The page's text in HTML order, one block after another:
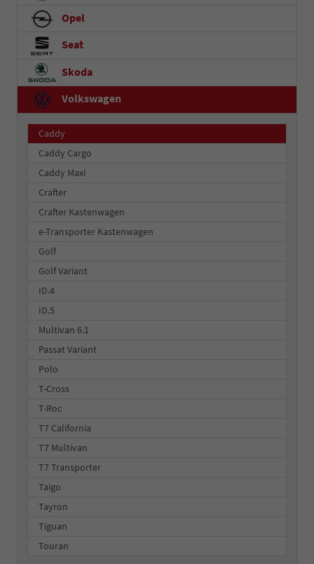
Opel
Seat
Skoda
Volkswagen
Caddy
Caddy Cargo
Caddy Maxi
Crafter
Crafter Kastenwagen
e-Transporter Kastenwagen
Golf
Golf Variant
ID.4
ID.5
Multivan 6.1
Passat Variant
Polo
T-Cross
T-Roc
T7 California
T7 Multivan
T7 Transporter
Taigo
Tayron
Tiguan
Touran